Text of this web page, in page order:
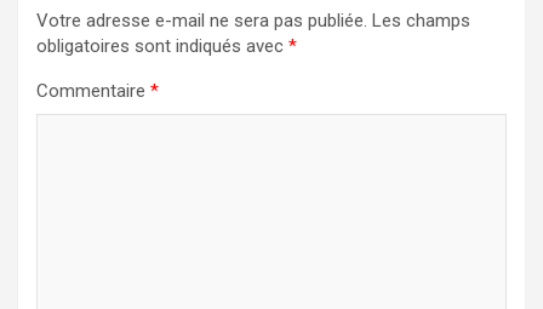
Votre adresse e-mail ne sera pas publiée. Les champs
obligatoires sont indiqués avec *
Commentaire *